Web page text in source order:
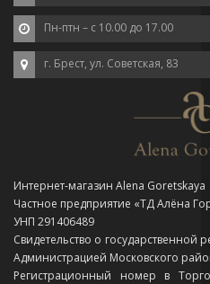
Пн-птн – с 10.00 до 17.00
г. Брест, ул. Советская, 83
Интернет-магазин Alena Goretskaya
Частное предприятие «ТД Алёна
УНП 291406489
Свидетельство о государственной
Администрацией Московского
Регистрационный номер в